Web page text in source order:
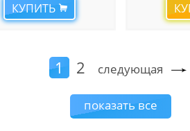
КУПИТЬ
1 2 следующая
показать все